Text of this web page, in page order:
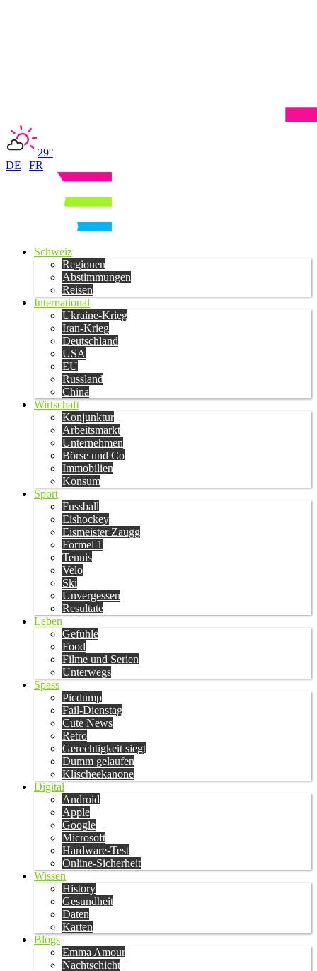
29°
DE | FR
Schweiz
Regionen
Abstimmungen
Reisen
International
Ukraine-Krieg
Iran-Krieg
Deutschland
USA
EU
Russland
China
Wirtschaft
Konjunktur
Arbeitsmarkt
Unternehmen
Börse und Co
Immobilien
Konsum
Sport
Fussball
Eishockey
Eismeister Zaugg
Formel 1
Tennis
Velo
Ski
Unvergessen
Resultate
Leben
Gefühle
Food
Filme und Serien
Unterwegs
Spass
Picdump
Fail-Dienstag
Cute News
Retro
Gerechtigkeit siegt
Dumm gelaufen
Klischeekanone
Digital
Android
Apple
Google
Microsoft
Hardware-Test
Online-Sicherheit
Wissen
History
Gesundheit
Daten
Karten
Blogs
Emma Amour
Nachtschicht